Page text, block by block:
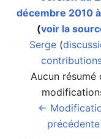
décembre 2010
(voir la
Serge (
Aucun résumé
←
précédente